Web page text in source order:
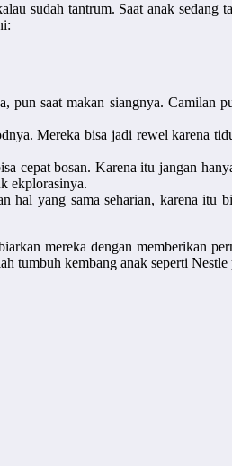
sudah tantrum. Saat anak
saat makan siangnya.
Mereka bisa jadi rewel karena
cepat bosan. Karena itu jangan
ekplorasinya.
hal yang sama seharian, karena
mereka dengan memberikan
tumbuh kembang anak seperti